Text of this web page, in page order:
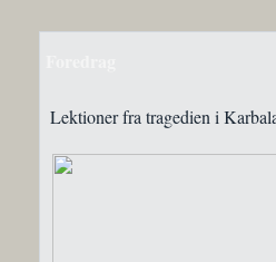
Lektioner fra tragedien i